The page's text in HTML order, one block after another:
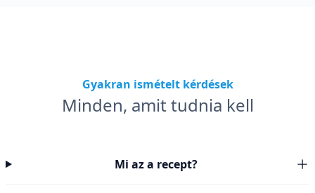
Gyakran ismételt kérdések
Minden, amit tudnia kell
Mi az a recept?